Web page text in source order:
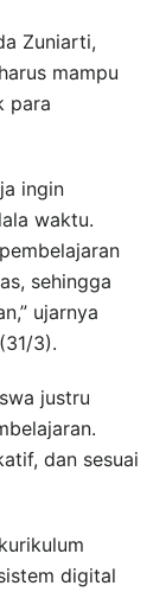
Zuniarti,
mampu
para
ingin
waktu.
sehingga
ujarnya
3).
justru
dan sesuai
digital